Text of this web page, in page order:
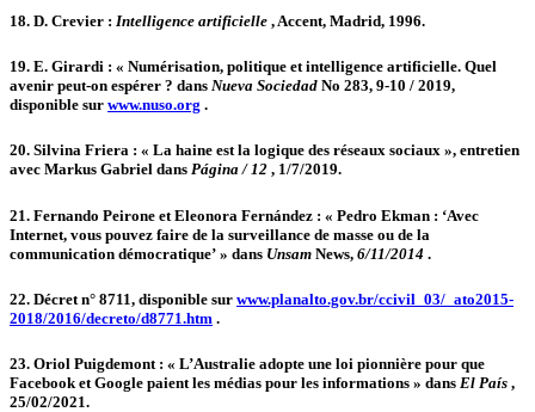
18. D. Crevier : Intelligence artificielle , Accent, Madrid, 1996.
19. E. Girardi : « Numérisation, politique et intelligence artificielle. Quel
avenir peut-on espérer ? dans Nueva Sociedad No 283, 9-10 / 2019,
disponible sur www.nuso.org .
20. Silvina Friera : « La haine est la logique des réseaux sociaux », entretien
avec Markus Gabriel dans Página / 12 , 1/7/2019.
21. Fernando Peirone et Eleonora Fernández : « Pedro Ekman : ‘Avec
Internet, vous pouvez faire de la surveillance de masse ou de la
communication démocratique’ » dans Unsam News, 6/11/2014 .
22. Décret n° 8711, disponible sur www.planalto.gov.br/ccivil_03/_ato2015-
2018/2016/decreto/d8771.htm .
23. Oriol Puigdemont : « L’Australie adopte une loi pionnière pour que
Facebook et Google paient les médias pour les informations » dans El País ,
25/02/2021.